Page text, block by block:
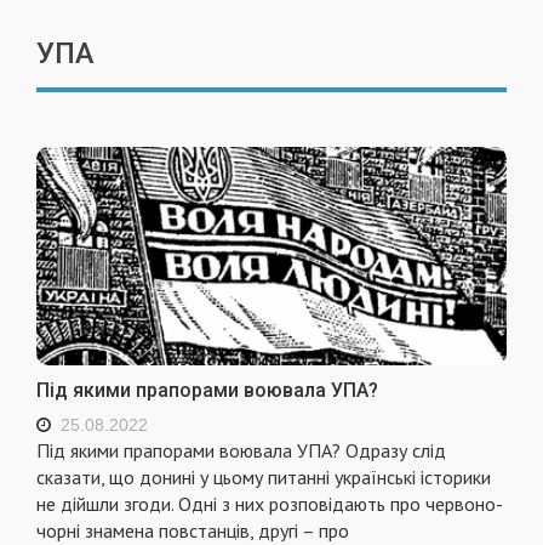
УПА
Під якими прапорами воювала УПА?
25.08.2022
Під якими прапорами воювала УПА? Одразу слід
сказати, що донині у цьому питанні українські історики
не дійшли згоди. Одні з них розповідають про червоно-
чорні знамена повстанців, другі – про